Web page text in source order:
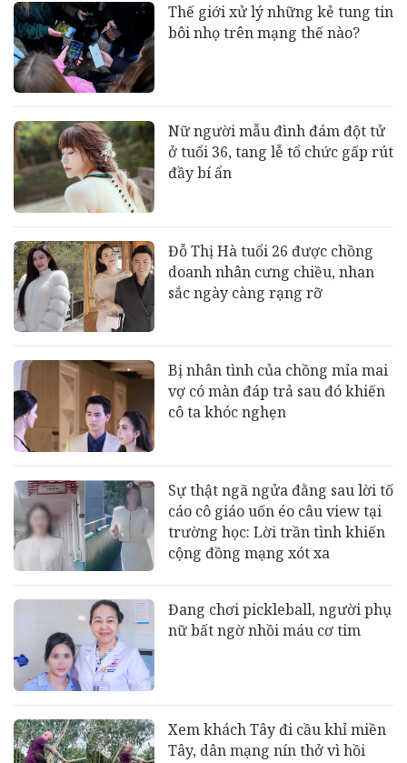
Thế giới xử lý những kẻ tung tin
bôi nhọ trên mạng thế nào?
Nữ người mẫu đình đám đột tử
ở tuổi 36, tang lễ tổ chức gấp rút
đầy bí ẩn
Đỗ Thị Hà tuổi 26 được chồng
doanh nhân cưng chiều, nhan
sắc ngày càng rạng rỡ
Bị nhân tình của chồng mỉa mai
vợ có màn đáp trả sau đó khiến
cô ta khóc nghẹn
Sự thật ngã ngửa đằng sau lời tố
cáo cô giáo uốn éo câu view tại
trường học: Lời trần tình khiến
cộng đồng mạng xót xa
Đang chơi pickleball, người phụ
nữ bất ngờ nhồi máu cơ tim
Xem khách Tây đi cầu khỉ miền
Tây, dân mạng nín thở vì hồi